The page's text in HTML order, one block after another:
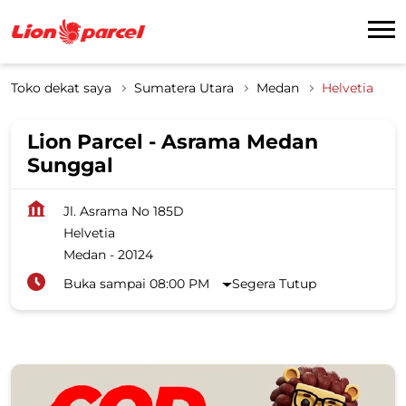
Toko dekat saya Sumatera Utara Medan Helvetia
Lion Parcel - Asrama Medan
Sunggal
Jl. Asrama No 185D
Helvetia
Medan - 20124
Buka sampai 08:00 PM
Segera Tutup